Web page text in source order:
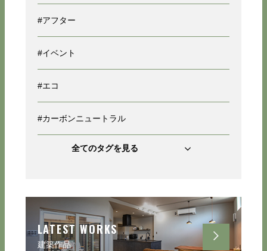
#アフター
#イベント
#エコ
#カーボンニュートラル
全てのタグを見る
LATEST WORKS
建築作品